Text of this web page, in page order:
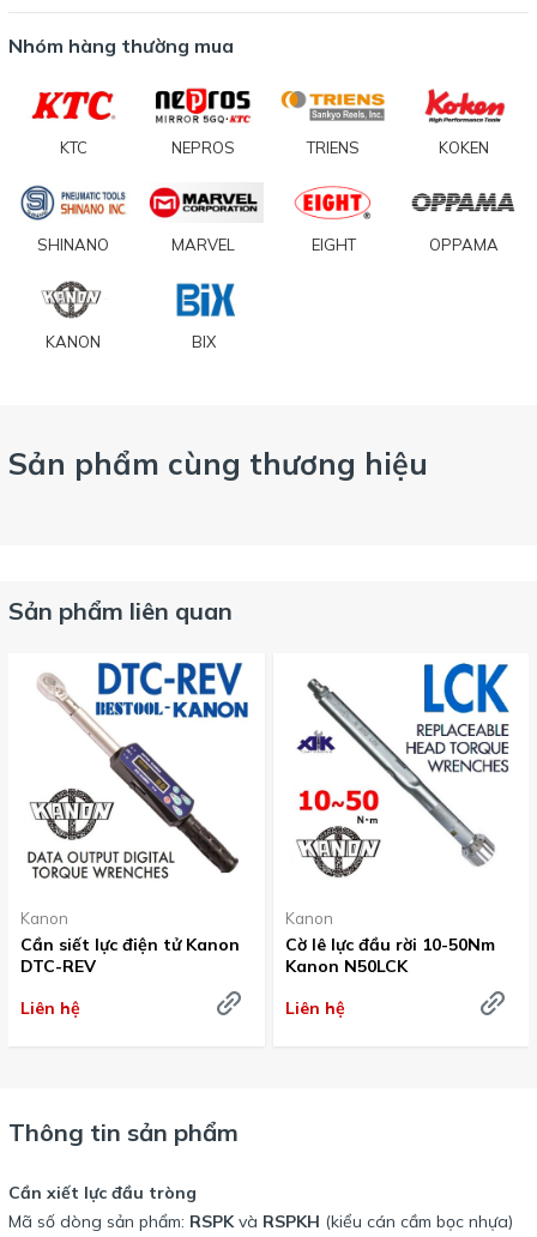
Nhóm hàng thường mua
KTC NEPROS TRIENS KOKEN
SHINANO MARVEL EIGHT OPPAMA
KANON BIX
Sản phẩm cùng thương hiệu
Sản phẩm liên quan
Kanon
Cần siết lực điện tử Kanon
DTC-REV
Liên hệ
Kanon
Cờ lê lực đầu rời 10-50Nm
Kanon N50LCK
Liên hệ
Thông tin sản phẩm
Cần xiết lực đầu tròng
Mã số dòng sản phẩm: RSPKvà RSPKH (kiểu cán cầm bọc nhựa)